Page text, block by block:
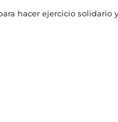
hacer ejercicio